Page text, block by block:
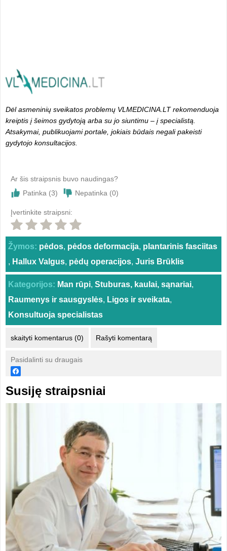
Dėl asmeninių sveikatos problemų VLMEDICINA.LT rekomenduoja
kreiptis į šeimos gydytoją arba su jo siuntimu – į specialistą.
Atsakymai, publikuojami portale, jokiais būdais negali pakeisti
gydytojo konsultacijos.
Ar šis straipsnis buvo naudingas?
Patinka (3) Nepatinka (0)
Įvertinkite straipsni:
Žymos: pėdos, pėdos deformacija, plantarinis fasciitas
, Hallux Valgus, pėdų operacijos, Juris Brūklis
Kategorijos: Man rūpi, Stuburas, kaulai, sąnariai,
Raumenys ir sausgyslės, Ligos ir sveikata,
Konsultuoja specialistas
skaityti komentarus (0) Rašyti komentarą
Pasidalinti su draugais
Susiję straipsniai